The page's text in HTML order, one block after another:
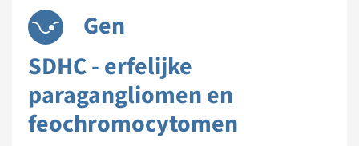
Gen
SDHC - erfelijke
paragangliomen en
feochromocytomen